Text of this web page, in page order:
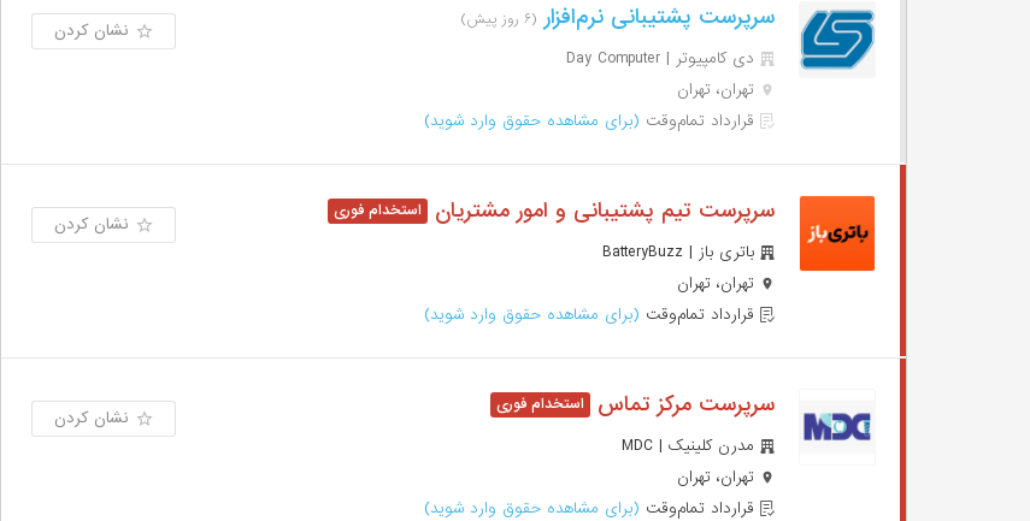
سرپرست پشتیبانی نرم‌افزار (۶ روز پیش)
دی کامپیوتر | Day Computer
تهران، تهران
قرارداد تمام‌وقت (برای مشاهده حقوق وارد شوید)
نشان کردن
سرپرست تیم پشتیبانی و امور مشتریان
باتری باز | BatteryBuzz
تهران، تهران
قرارداد تمام‌وقت (برای مشاهده حقوق وارد شوید)
نشان کردن
سرپرست مرکز تماس
مدرن کلینیک | MDC
تهران، تهران
قرارداد تمام‌وقت (برای مشاهده حقوق وارد شوید)
نشان کردن